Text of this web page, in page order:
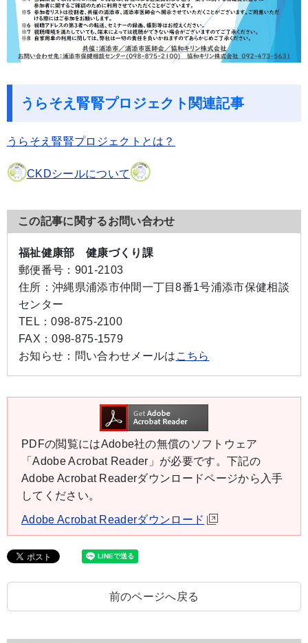
うらそえ腎腎プロジェクト関連記事
うらそえ腎腎プロジェクトとは？
CKDシールについて
この記事に関するお問い合わせ
福祉健康部 健康づくり課
郵便番号： 901-2103
住所： 沖縄県浦添市仲間一丁目8番1号浦添市保健相談
センター
TEL：098-875-2100
FAX：098-875-1579
お知らせ： 問い合わせメールは こちら
PDFの閲覧にはAdobe社の無償のソフトウェア
「Adobe Acrobat Reader」が必要です。下記の
Adobe Acrobat Readerダウンロードページから入手
してください。
Adobe Acrobat Readerダウンロード
前のページへ戻る